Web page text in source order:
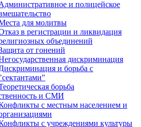
и полицейское
для молитвы
в регистрации и ликвидация
объединений
от гонений
дискриминация
и борьба с
борьба
и СМИ
с местным населением и
с учреждениями культуры